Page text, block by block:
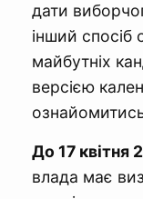
дати
інший спосіб
майбутніх
версією
До 17 квітня
влада має